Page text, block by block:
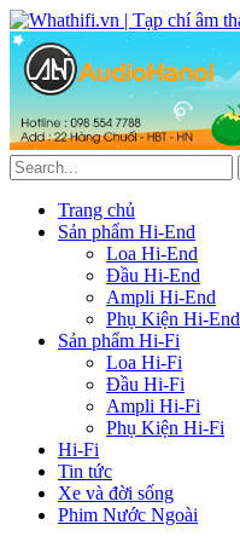
Trang chủ
Sản phẩm Hi-End
Loa Hi-End
Đầu Hi-End
Ampli Hi-End
Phụ Kiện Hi-End
Sản phẩm Hi-Fi
Loa Hi-Fi
Đầu Hi-Fi
Ampli Hi-Fi
Phụ Kiện Hi-Fi
Hi-Fi
Tin tức
Xe và đời sống
Phim Nước Ngoài